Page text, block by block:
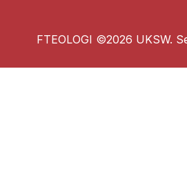
FTEOLOGI ©2026 UKSW.